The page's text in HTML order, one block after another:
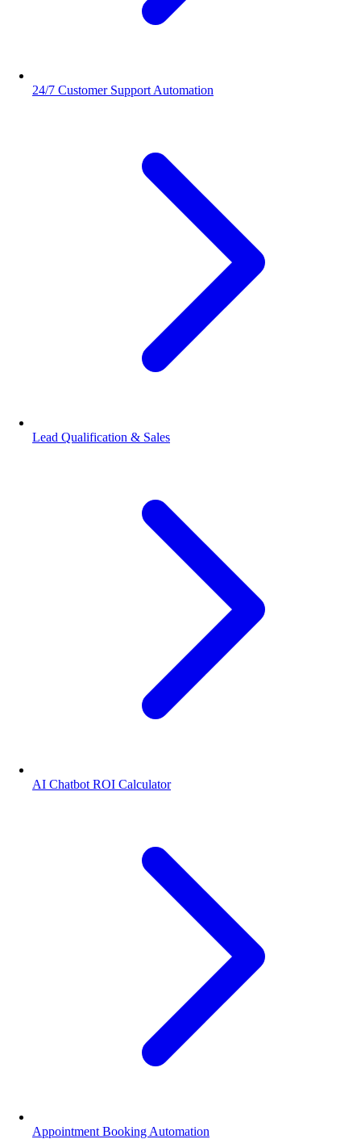
24/7 Customer Support Automation
Lead Qualification & Sales
AI Chatbot ROI Calculator
Appointment Booking Automation